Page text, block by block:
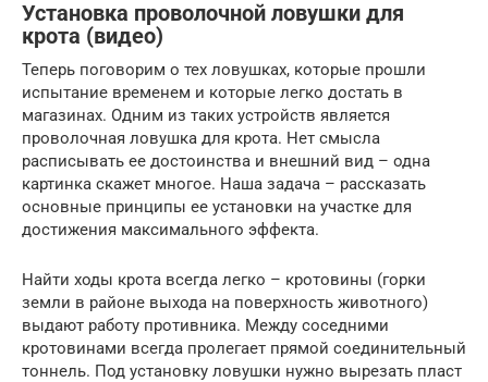
Установка проволочной ловушки для
крота (видео)
Теперь поговорим о тех ловушках, которые прошли
испытание временем и которые легко достать в
магазинах. Одним из таких устройств является
проволочная ловушка для крота. Нет смысла
расписывать ее достоинства и внешний вид – одна
картинка скажет многое. Наша задача – рассказать
основные принципы ее установки на участке для
достижения максимального эффекта.
Найти ходы крота всегда легко – кротовины (горки
земли в районе выхода на поверхность животного)
выдают работу противника. Между соседними
кротовинами всегда пролегает прямой соединительный
тоннель. Под установку ловушки нужно вырезать пласт